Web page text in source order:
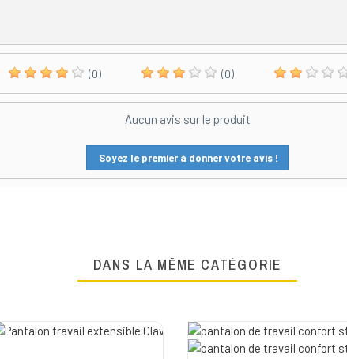
(0) (0)
Aucun avis sur le produit
Soyez le premier à donner votre avis !
DANS LA MÊME CATÉGORIE